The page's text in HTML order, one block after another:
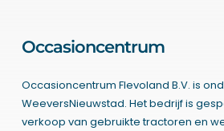
Occasioncentrum
Occasioncentrum Flevoland B.V. is
WeeversNieuwstad. Het bedrijf is
verkoop van gebruikte tractoren en